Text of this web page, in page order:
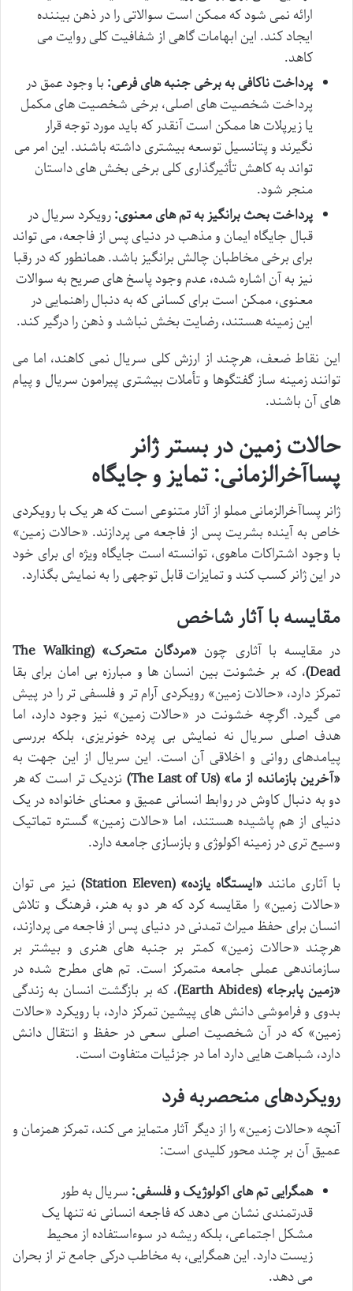
ارائه نمی شود که ممکن است سوالاتی را در ذهن بیننده
ایجاد کند. این ابهامات گاهی از شفافیت کلی روایت می
کاهد.
پرداخت ناکافی به برخی جنبه های فرعی: با وجود عمق در
پرداخت شخصیت های اصلی، برخی شخصیت های مکمل
یا زیرپلات ها ممکن است آنقدر که باید مورد توجه قرار
نگیرند و پتانسیل توسعه بیشتری داشته باشند. این امر می
تواند به کاهش تأثیرگذاری کلی برخی بخش های داستان
منجر شود.
پرداخت بحث برانگیز به تم های معنوی:رویکرد سریال در
قبال جایگاه ایمان و مذهب در دنیای پس از فاجعه، می تواند
برای برخی مخاطبان چالش برانگیز باشد. همانطور که در رقبا
نیز به آن اشاره شده، عدم وجود پاسخ های صریح به سوالات
معنوی، ممکن است برای کسانی که به دنبال راهنمایی در
این زمینه هستند، رضایت بخش نباشد و ذهن را درگیر کند.
این نقاط ضعف، هرچند از ارزش کلی سریال نمی کاهند، اما می
توانند زمینه ساز گفتگوها و تأملات بیشتری پیرامون سریال و پیام
های آن باشند.
حالات زمین در بستر ژانر
پساآخرالزمانی: تمایز و جایگاه
ژانر پساآخرالزمانی مملو از آثار متنوعی است که هر یک با رویکردی
خاص به آینده بشریت پس از فاجعه می پردازند. «حالات زمین»
با وجود اشتراکات ماهوی، توانسته است جایگاه ویژه ای برای خود
در این ژانر کسب کند و تمایزات قابل توجهی را به نمایش بگذارد.
مقایسه با آثار شاخص
در مقایسه با آثاری چون
«مردگان متحرک» (The Walking
Dead) ، که بر خشونت بین انسان ها و مبارزه بی امان برای بقا
تمرکز دارد، «حالات زمین» رویکردی آرام تر و فلسفی تر را در پیش
می گیرد. اگرچه خشونت در «حالات زمین» نیز وجود دارد، اما
هدف اصلی سریال نه نمایش بی پرده خونریزی، بلکه بررسی
پیامدهای روانی و اخلاقی آن است. این سریال از این جهت به
«آخرین بازمانده از ما» (The Last of Us)
نزدیک تر است که هر
دو به دنبال کاوش در روابط انسانی عمیق و معنای خانواده در یک
دنیای از هم پاشیده هستند، اما «حالات زمین» گستره تماتیک
وسیع تری در زمینه اکولوژی و بازسازی جامعه دارد.
با آثاری مانند «ایستگاه یازده» (Station Eleven)
نیز می توان
«حالات زمین» را مقایسه کرد که هر دو به هنر، فرهنگ و تلاش
انسان برای حفظ میراث تمدنی در دنیای پس از فاجعه می پردازند،
هرچند «حالات زمین» کمتر بر جنبه های هنری و بیشتر بر
سازماندهی عملی جامعه متمرکز است. تم های مطرح شده در
«زمین پابرجا» (Earth Abides)
، که بر بازگشت انسان به زندگی
بدوی و فراموشی دانش های پیشین تمرکز دارد، با رویکرد «حالات
زمین» که در آن شخصیت اصلی سعی در حفظ و انتقال دانش
دارد، شباهت هایی دارد اما در جزئیات متفاوت است.
رویکردهای منحصربه فرد
آنچه «حالات زمین» را از دیگر آثار متمایز می کند، تمرکز همزمان و
عمیق آن بر چند محور کلیدی است:
همگرایی تم های اکولوژیک و فلسفی: سریال به طور
قدرتمندی نشان می دهد که فاجعه انسانی نه تنها یک
مشکل اجتماعی، بلکه ریشه در سوءاستفاده از محیط
زیست دارد. این همگرایی، به مخاطب درکی جامع تر از بحران
می دهد.